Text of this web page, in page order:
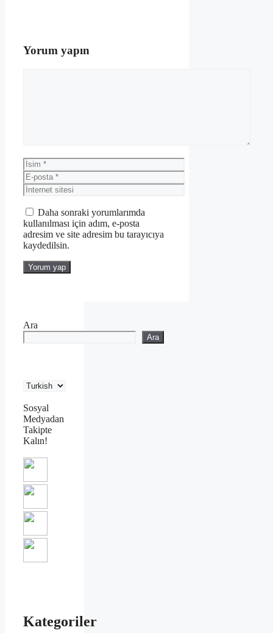
Yorum yapın
İsim
E-
posta
İnternet
sitesi
Daha sonraki yorumlarımda
kullanılması için adım, e-posta
adresim ve site adresim bu tarayıcıya
kaydedilsin.
Ara
Ara
Sosyal
Medyadan
Takipte
Kalın!
Kategoriler